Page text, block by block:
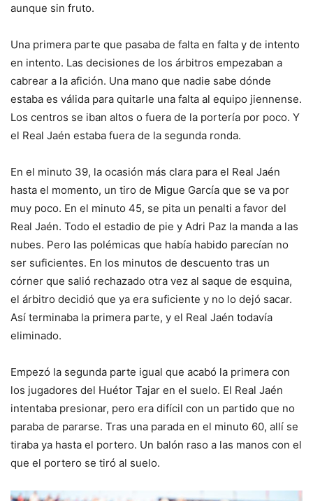
aunque sin fruto.
Una primera parte que pasaba de falta en falta y de intento
en intento. Las decisiones de los árbitros empezaban a
cabrear a la afición. Una mano que nadie sabe dónde
estaba es válida para quitarle una falta al equipo jiennense.
Los centros se iban altos o fuera de la portería por poco. Y
el Real Jaén estaba fuera de la segunda ronda.
En el minuto 39, la ocasión más clara para el Real Jaén
hasta el momento, un tiro de Migue García que se va por
muy poco. En el minuto 45, se pita un penalti a favor del
Real Jaén. Todo el estadio de pie y Adri Paz la manda a las
nubes. Pero las polémicas que había habido parecían no
ser suficientes. En los minutos de descuento tras un
córner que salió rechazado otra vez al saque de esquina,
el árbitro decidió que ya era suficiente y no lo dejó sacar.
Así terminaba la primera parte, y el Real Jaén todavía
eliminado.
Empezó la segunda parte igual que acabó la primera con
los jugadores del Huétor Tajar en el suelo. El Real Jaén
intentaba presionar, pero era difícil con un partido que no
paraba de pararse. Tras una parada en el minuto 60, allí se
tiraba ya hasta el portero. Un balón raso a las manos con el
que el portero se tiró al suelo.